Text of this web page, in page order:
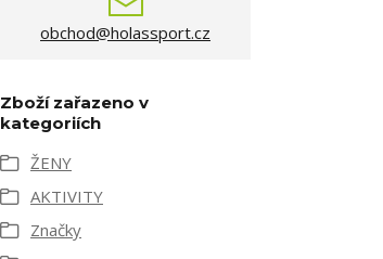
obchod@holassport.cz
Zboží zařazeno v
kategoriích
ŽENY
AKTIVITY
Značky